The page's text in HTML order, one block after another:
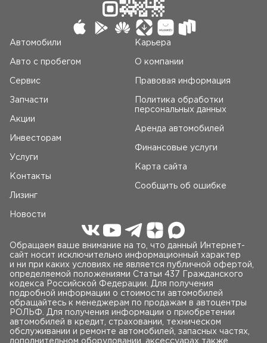
Автомобили
Авто c пробегом
Сервис
Запчасти
Акции
Инвесторам
Услуги
Контакты
Лизинг
Новости
Карьера
О компании
Правовая информация
Политика обработки
персональных данных
Аренда автомобилей
Финансовые услуги
Карта сайта
Сообщить об ошибке
Обращаем ваше внимание на то, что данный Интернет-
сайт носит исключительно информационный характер
и ни при каких условиях не является публичной офертой,
определяемой положениями Статьи 437 Гражданского
кодекса Российской Федерации. Для получения
подробной информации о стоимости автомобилей
обращайтесь к менеджерам по продажам в автоцентры
РОЛЬФ. Для получения информации о приобретении
автомобилей в кредит, страховании, техническом
обслуживании и ремонте автомобилей, запасных частях,
дополнительном оборудовании, аксессуарах также